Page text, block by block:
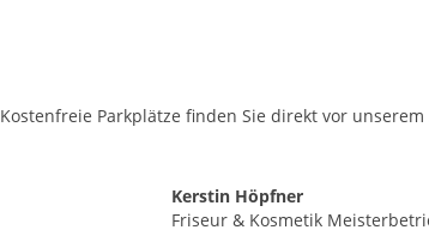
Kostenfreie Parkplätze finden Sie direkt vor
Kerstin Höpfner
Friseur & Kosmetik